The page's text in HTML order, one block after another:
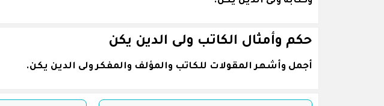
حكم وأمثال الكاتب ولى الدين يكن
أجمل وأشهر المقولات للكاتب والمؤلف والمفكر ولى الدين يكن.